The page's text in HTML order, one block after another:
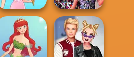
Barbie
Bestie Birthday
Surprise